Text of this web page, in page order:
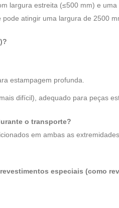
largura estreita (≤500 mm) e
atingir uma largura de 2500
estampagem profunda.
difícil), adequado para peças
o transporte?
em ambas as
especiais (como